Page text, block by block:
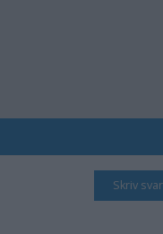
Skriv svar